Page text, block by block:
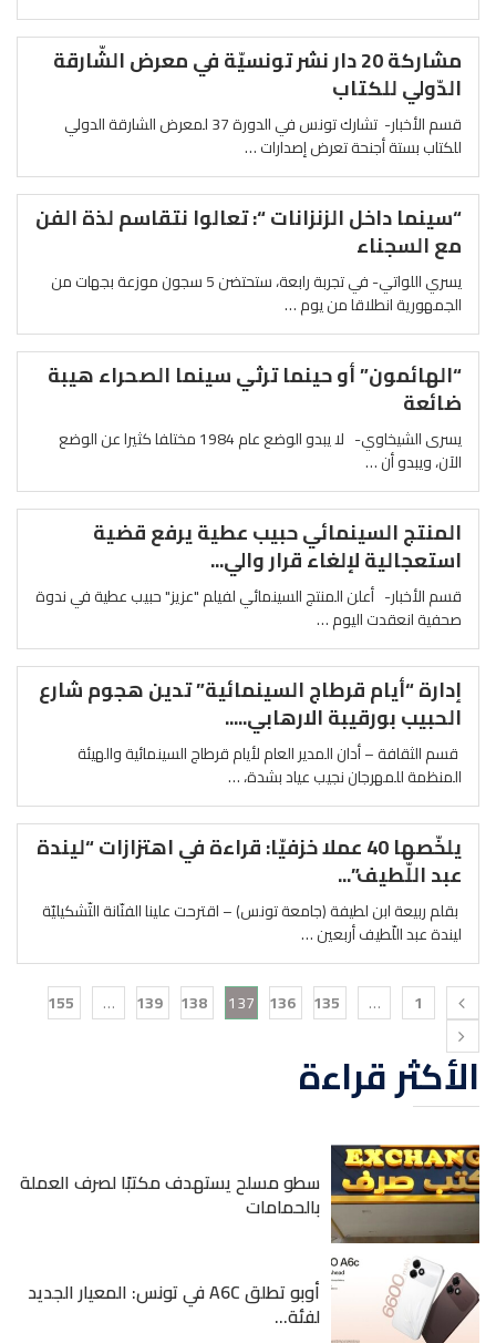
مشاركة 20 دار نشر تونسيّة في معرض الشّارقة
الدّولي للكتاب
قسم الأخبار- تشارك تونس في الدورة 37 لمعرض الشارقة الدولي
للكتاب بستة أجنحة تعرض إصدارات …
“سينما داخل الزنزانات “: تعالوا نتقاسم لذة الفن
مع السجناء
يسري اللواتي- في تجربة رابعة، ستحتضن 5 سجون موزعة بجهات من
الجمهورية انطلاقا من يوم …
“الهائمون” أو حينما ترثي سينما الصحراء هيبة
ضائعة
يسرى الشيخاوي- لا يبدو الوضع عام 1984 مختلفا كثيرا عن الوضع
الآن، ويبدو أن …
المنتج السينمائي حبيب عطية يرفع قضية
استعجالية لإلغاء قرار والي...
قسم الأخبار- أعلن المنتج السينمائي لفيلم "عزيز" حبيب عطية في ندوة
صحفية انعقدت اليوم …
إدارة “أيام قرطاج السينمائية” تدين هجوم شارع
الحبيب بورقيبة الارهابي.....
قسم الثقافة – أدان المدير العام لأيام قرطاج السينمائية والهيئة
المنظمة للمهرجان نجيب عياد بشدة، …
يلخّصها 40 عملا خزفيّا: قراءة في اهتزازات “ليندة
عبد اللّطيف”...
بقلم ربيعة ابن لطيفة (جامعة تونس) – اقترحت علينا الفنّانة التّشكيليّة
ليندة عبد اللّطيف أربعين …
1
…
135
136
137
138
139
…
155
الأكثر قراءة
سطو مسلح يستهدف مكتبًا لصرف العملة
بالحمامات
أوبو تطلق A6C في تونس: المعيار الجديد
لفئة...